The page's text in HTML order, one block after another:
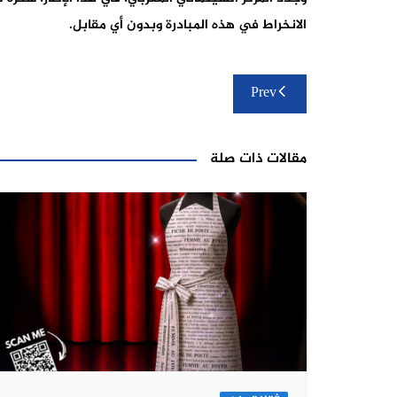
الانخراط في هذه المبادرة وبدون أي مقابل.
تصفّح
المقالات
Prev
مقالات ذات صلة